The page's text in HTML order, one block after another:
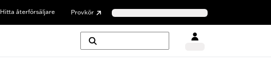
Hitta återförsäljare Provkör